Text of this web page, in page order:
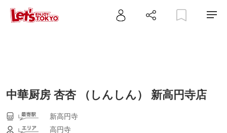
中華厨房 杏杏 （しんしん） 新高円寺店
新高円寺
高円寺